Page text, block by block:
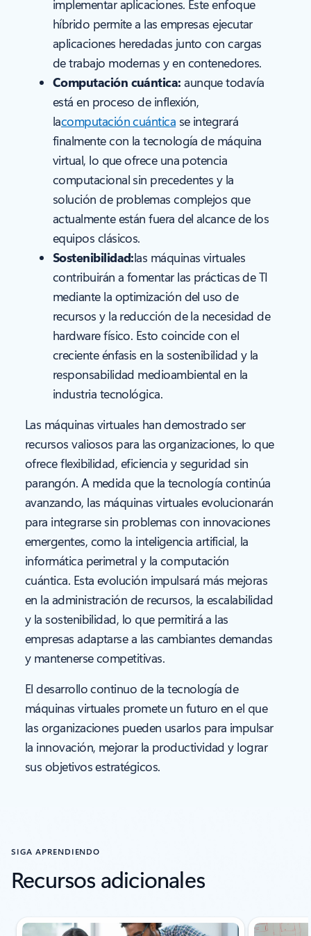
implementar aplicaciones. Este enfoque
híbrido permite a las empresas ejecutar
aplicaciones heredadas junto con cargas
de trabajo modernas y en contenedores.
Computación cuántica: aunque todavía
está en proceso de inflexión,
lacomputación cuántica se integrará
finalmente con la tecnología de máquina
virtual, lo que ofrece una potencia
computacional sin precedentes y la
solución de problemas complejos que
actualmente están fuera del alcance de los
equipos clásicos.
Sostenibilidad:las máquinas virtuales
contribuirán a fomentar las prácticas de TI
mediante la optimización del uso de
recursos y la reducción de la necesidad de
hardware físico. Esto coincide con el
creciente énfasis en la sostenibilidad y la
responsabilidad medioambiental en la
industria tecnológica.
Las máquinas virtuales han demostrado ser
recursos valiosos para las organizaciones, lo que
ofrece flexibilidad, eficiencia y seguridad sin
parangón. A medida que la tecnología continúa
avanzando, las máquinas virtuales evolucionarán
para integrarse sin problemas con innovaciones
emergentes, como la inteligencia artificial, la
informática perimetral y la computación
cuántica. Esta evolución impulsará más mejoras
en la administración de recursos, la escalabilidad
y la sostenibilidad, lo que permitirá a las
empresas adaptarse a las cambiantes demandas
y mantenerse competitivas.
El desarrollo continuo de la tecnología de
máquinas virtuales promete un futuro en el que
las organizaciones pueden usarlos para impulsar
la innovación, mejorar la productividad y lograr
sus objetivos estratégicos.
SIGA APRENDIENDO
Recursos adicionales
Mostrando diapositiva 1 de 3